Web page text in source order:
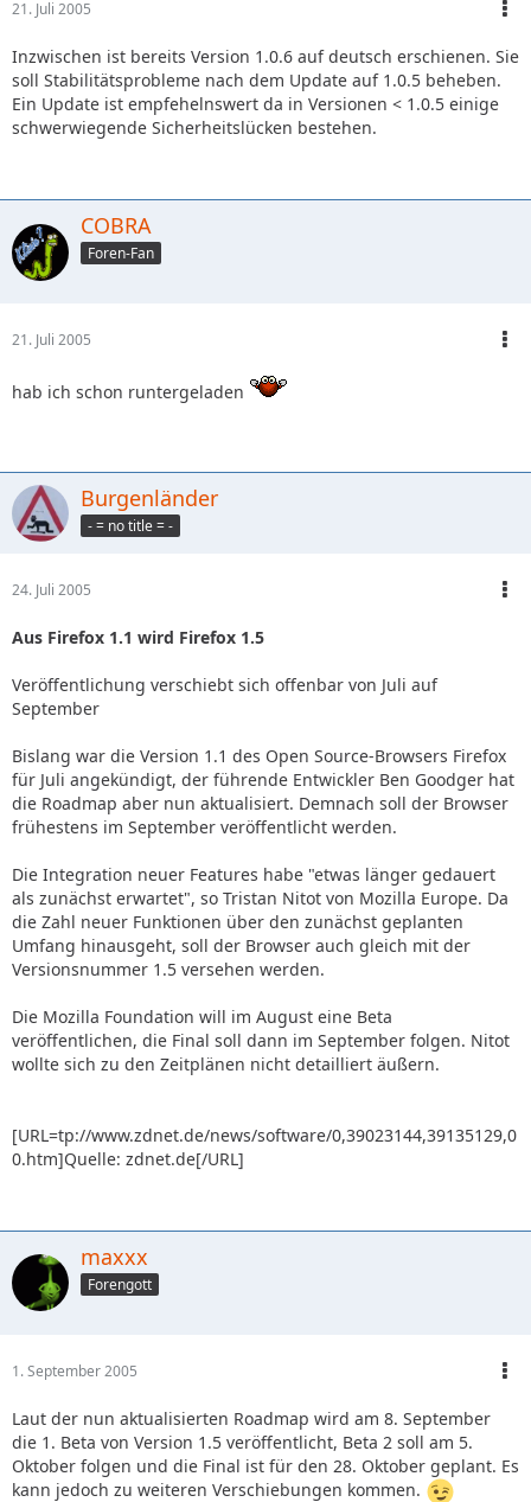
21. Juli 2005
Inzwischen ist bereits Version 1.0.6 auf deutsch erschienen. Sie
soll Stabilitätsprobleme nach dem Update auf 1.0.5 beheben.
Ein Update ist empfehelnswert da in Versionen < 1.0.5 einige
schwerwiegende Sicherheitslücken bestehen.
COBRA
Foren-Fan
21. Juli 2005
hab ich schon runtergeladen
Burgenländer
- = no title = -
24. Juli 2005
Aus Firefox 1.1 wird Firefox 1.5
Veröffentlichung verschiebt sich offenbar von Juli auf
September
Bislang war die Version 1.1 des Open Source-Browsers Firefox
für Juli angekündigt, der führende Entwickler Ben Goodger hat
die Roadmap aber nun aktualisiert. Demnach soll der Browser
frühestens im September veröffentlicht werden.
Die Integration neuer Features habe "etwas länger gedauert
als zunächst erwartet", so Tristan Nitot von Mozilla Europe. Da
die Zahl neuer Funktionen über den zunächst geplanten
Umfang hinausgeht, soll der Browser auch gleich mit der
Versionsnummer 1.5 versehen werden.
Die Mozilla Foundation will im August eine Beta
veröffentlichen, die Final soll dann im September folgen. Nitot
wollte sich zu den Zeitplänen nicht detailliert äußern.
[URL=tp://www.zdnet.de/news/software/0,39023144,39135129,0
0.htm]Quelle: zdnet.de[/URL]
maxxx
Forengott
1. September 2005
Laut der nun aktualisierten Roadmap wird am 8. September
die 1. Beta von Version 1.5 veröffentlicht, Beta 2 soll am 5.
Oktober folgen und die Final ist für den 28. Oktober geplant. Es
kann jedoch zu weiteren Verschiebungen kommen.